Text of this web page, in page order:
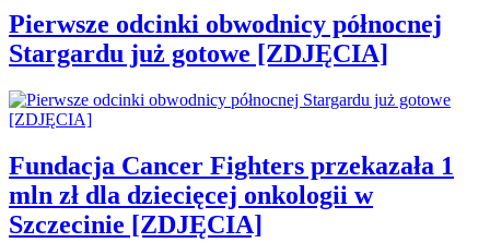
Pierwsze odcinki obwodnicy północnej
Stargardu już gotowe [ZDJĘCIA]
Fundacja Cancer Fighters przekazała 1
mln zł dla dziecięcej onkologii w
Szczecinie [ZDJĘCIA]